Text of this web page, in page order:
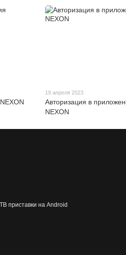
19 апреля 2023
Авторизация в
NEXON
приставки на Android